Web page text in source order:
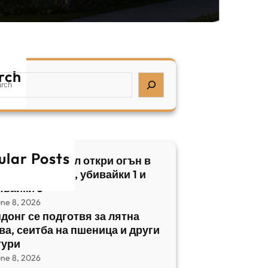
Posts
нападател откри огън в
Израел, убивайки 1 и
5
8, 2026
се подготвя за лятна
сеитба на пшеница и други
8, 2026